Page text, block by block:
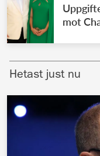
mot
Hetast just nu